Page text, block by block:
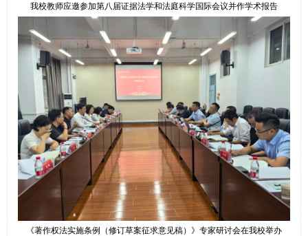
我校教师应邀参加第八届证据法学和法庭科学国际会议并作学术报告
《著作权法实施条例（修订草案征求意见稿）》专家研讨会在我校举办